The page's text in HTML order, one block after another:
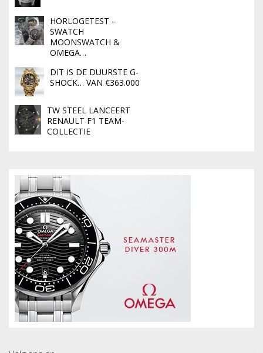
HORLOGETEST –
SWATCH
MOONSWATCH &
OMEGA…
DIT IS DE DUURSTE G-
SHOCK… VAN €363.000
TW STEEL LANCEERT
RENAULT F1 TEAM-
COLLECTIE